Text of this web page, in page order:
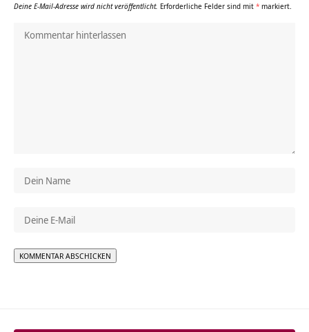
Deine E-Mail-Adresse wird nicht veröffentlicht. Erforderliche Felder sind mit * markiert.